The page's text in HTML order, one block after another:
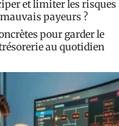
et limiter les risques
payeurs ?
pour garder le
au quotidien